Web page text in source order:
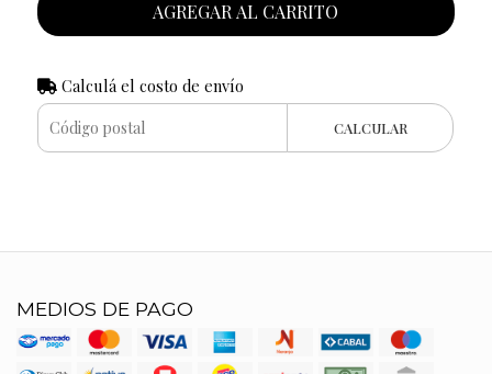
AGREGAR AL CARRITO
Calculá el costo de envío
CALCULAR
MEDIOS DE PAGO